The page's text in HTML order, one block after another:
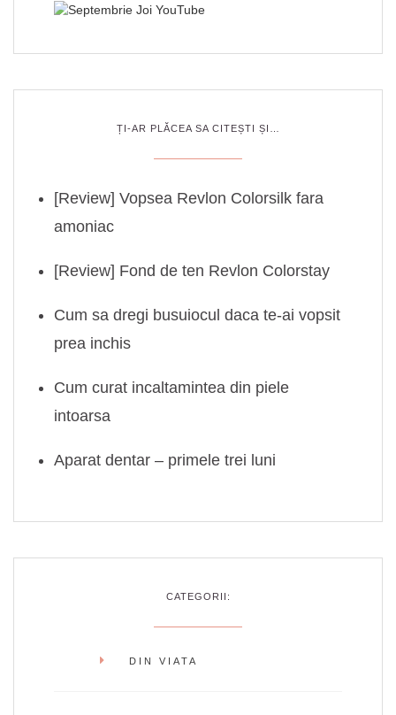
ȚI-AR PLĂCEA SA CITEȘTI ȘI…
[Review] Vopsea Revlon Colorsilk fara
amoniac
[Review] Fond de ten Revlon Colorstay
Cum sa dregi busuiocul daca te-ai vopsit
prea inchis
Cum curat incaltamintea din piele
intoarsa
Aparat dentar – primele trei luni
CATEGORII:
DIN VIATA